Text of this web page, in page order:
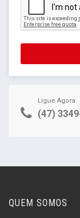
Ligue Agora
(47)
QUEM SOMOS